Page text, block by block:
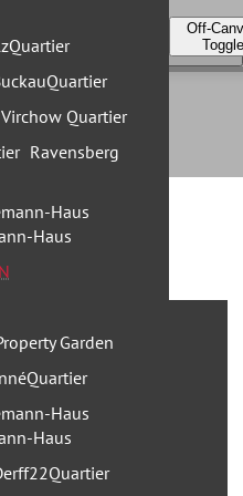
Virchow Quartier
Ravensberg
Haus
Garden
Haus
Off-
Toggle
Potsdam
& 13 in
Brandenburgs mit ca.
als eine der